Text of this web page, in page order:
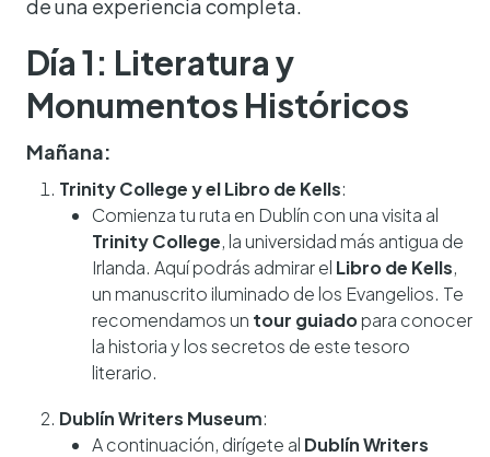
de una experiencia completa.
Día 1: Literatura y
Monumentos Históricos
Mañana:
Trinity College y el Libro de Kells:
Comienza tu ruta en Dublín con una visita al
Trinity College, la universidad más antigua de
Irlanda. Aquí podrás admirar el Libro de Kells,
un manuscrito iluminado de los Evangelios. Te
recomendamos un tour guiadopara conocer
la historia y los secretos de este tesoro
literario.
Dublín Writers Museum:
A continuación, dirígete al Dublín Writers